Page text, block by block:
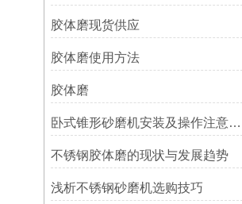
胶体磨现货供应
胶体磨使用方法
胶体磨
卧式锥形砂磨机安装及操作注意事项
不锈钢胶体磨的现状与发展趋势
浅析不锈钢砂磨机选购技巧